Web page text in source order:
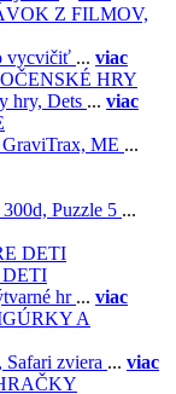
Z FILMOV,
vycvičiť ... viac
HRY
hry, Dets ... viac
ME ...
Puzzle 5 ...
hr ... viac
A
Safari zviera ... viac